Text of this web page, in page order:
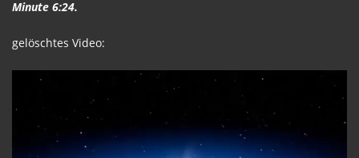
Minute 6:24.
gelöschtes Video: